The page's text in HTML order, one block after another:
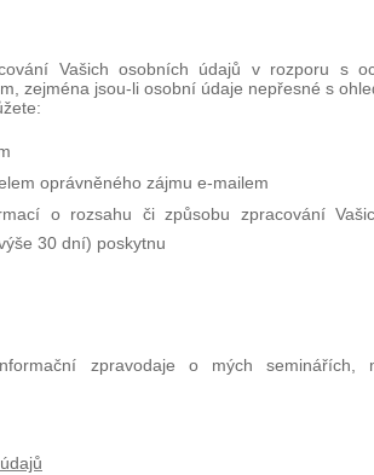
Vašich osobních údajů v rozporu s
zejména jsou-li osobní údaje nepřesné s
oprávněného zájmu e-mailem
o rozsahu či způsobu zpracování
30 dní) poskytnu
zpravodaje o mých seminářích,